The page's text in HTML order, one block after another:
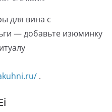
для вина с
— добавьте изюминку
.